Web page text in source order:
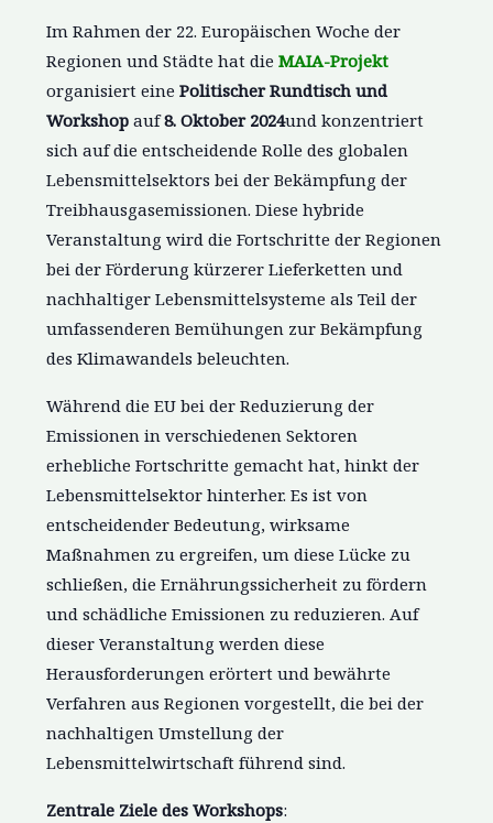
Im Rahmen der 22. Europäischen Woche der
Regionen und Städte hat dieMAIA-Projekt
organisiert einePolitischer Rundtisch und
Workshop auf8. Oktober 2024und konzentriert
sich auf die entscheidende Rolle des globalen
Lebensmittelsektors bei der Bekämpfung der
Treibhausgasemissionen. Diese hybride
Veranstaltung wird die Fortschritte der Regionen
bei der Förderung kürzerer Lieferketten und
nachhaltiger Lebensmittelsysteme als Teil der
umfassenderen Bemühungen zur Bekämpfung
des Klimawandels beleuchten.
Während die EU bei der Reduzierung der
Emissionen in verschiedenen Sektoren
erhebliche Fortschritte gemacht hat, hinkt der
Lebensmittelsektor hinterher. Es ist von
entscheidender Bedeutung, wirksame
Maßnahmen zu ergreifen, um diese Lücke zu
schließen, die Ernährungssicherheit zu fördern
und schädliche Emissionen zu reduzieren. Auf
dieser Veranstaltung werden diese
Herausforderungen erörtert und bewährte
Verfahren aus Regionen vorgestellt, die bei der
nachhaltigen Umstellung der
Lebensmittelwirtschaft führend sind.
Zentrale Ziele des Workshops: